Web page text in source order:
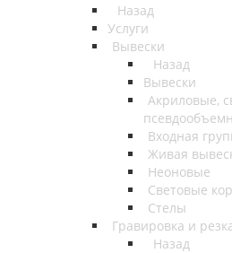
Назад
Услуги
Вывески
Назад
Вывески
Акриловые,
Входная
Живая
Неоновые
Световые
Стелы
Гравировка и
Назад